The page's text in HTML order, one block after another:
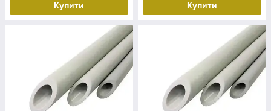
Купити Купити